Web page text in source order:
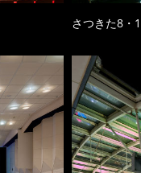
さつきた8・1